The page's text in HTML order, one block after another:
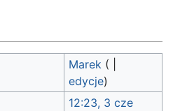
Marek (
edycje)
12:23, 3 cze